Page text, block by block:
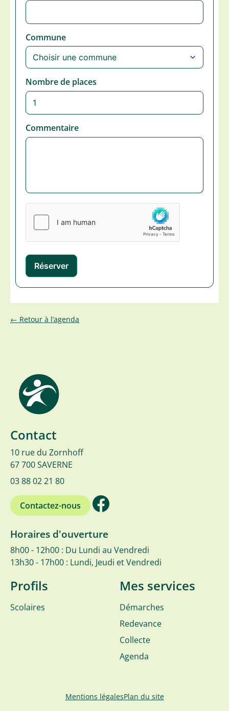
Commune
Nombre de places
Commentaire
← Retour à l’agenda
Contact
10 rue du Zornhoff
67 700 SAVERNE
03 88 02 21 80
Contactez-nous
Horaires d'ouverture
8h00 - 12h00 : Du Lundi au Vendredi
13h30 - 17h00 : Lundi, Jeudi et Vendredi
Profils
Scolaires
Mes services
Démarches
Redevance
Collecte
Agenda
Mentions légalesPlan du site